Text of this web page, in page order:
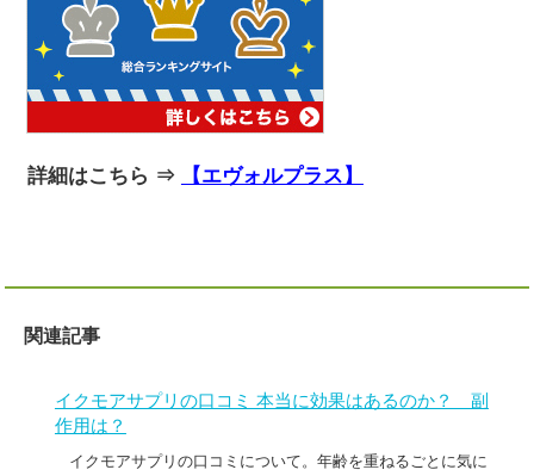
詳細はこちら ⇒ 【エヴォルプラス】
関連記事
イクモアサプリの口コミ 本当に効果はあるのか？ 副
作用は？
イクモアサプリの口コミについて。年齢を重ねるごとに気に